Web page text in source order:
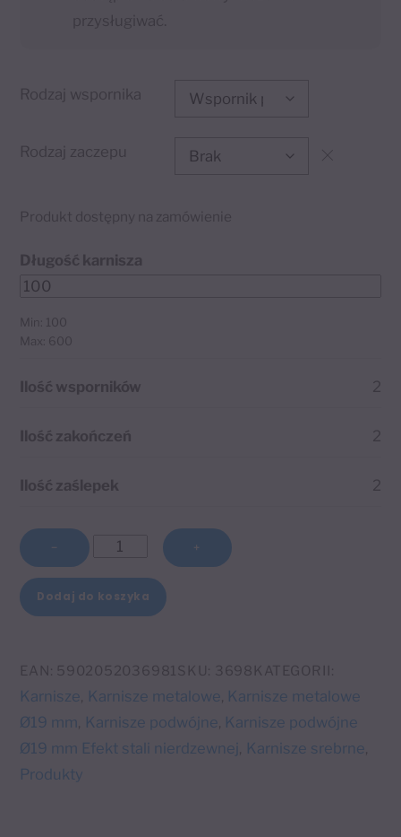
Rodzaj wspornika
Rodzaj zaczepu
Produkt dostępny na zamówienie
Długość karnisza
Min: 100
Max: 600
Ilość wsporników 2
Ilość zakończeń 2
Ilość zaślepek 2
−
ilość
podwójny
Ø19
efekt
stali
nierdzewnej
Techno
+
Dodaj do koszyka
l
t
e
r
n
EAN: 5902052036981 SKU: 3698 KATEGORII:
Karnisze, Karnisze metalowe, Karnisze metalowe
Ø19 mm, Karnisze podwójne, Karnisze podwójne
Ø19 mm Efekt stali nierdzewnej , Karnisze srebrne,
Produkty